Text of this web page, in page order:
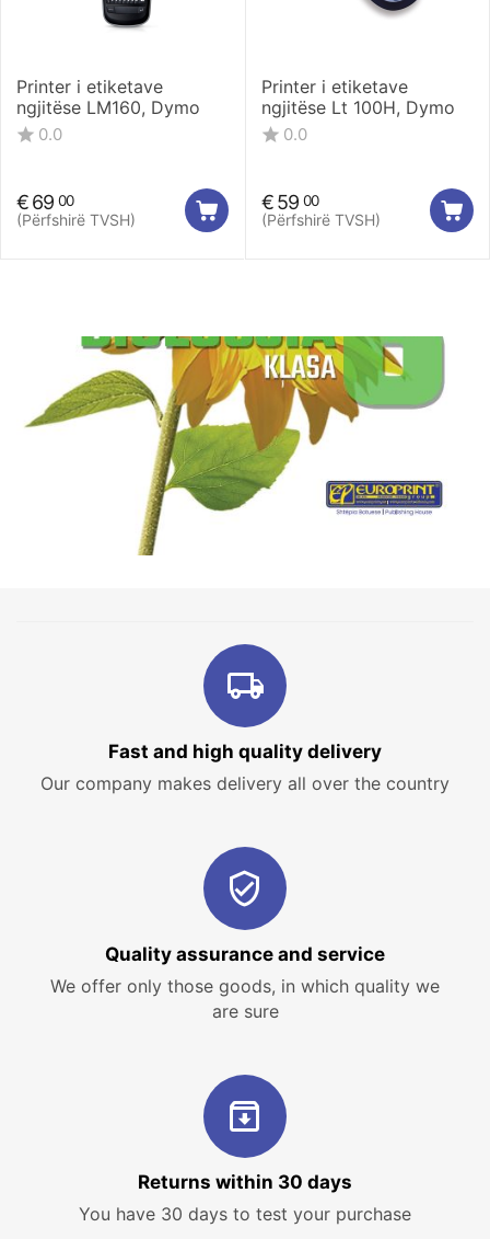
Printer i etiketave
ngjitëse LM160, Dymo
0.0
€69 00
(Përfshirë TVSH)
Printer i etiketave
ngjitëse Lt 100H, Dymo
0.0
€59 00
(Përfshirë TVSH)
Fast and high quality delivery
Our company makes delivery all over the country
Quality assurance and service
We offer only those goods, in which quality we
are sure
Returns within 30 days
You have 30 days to test your purchase